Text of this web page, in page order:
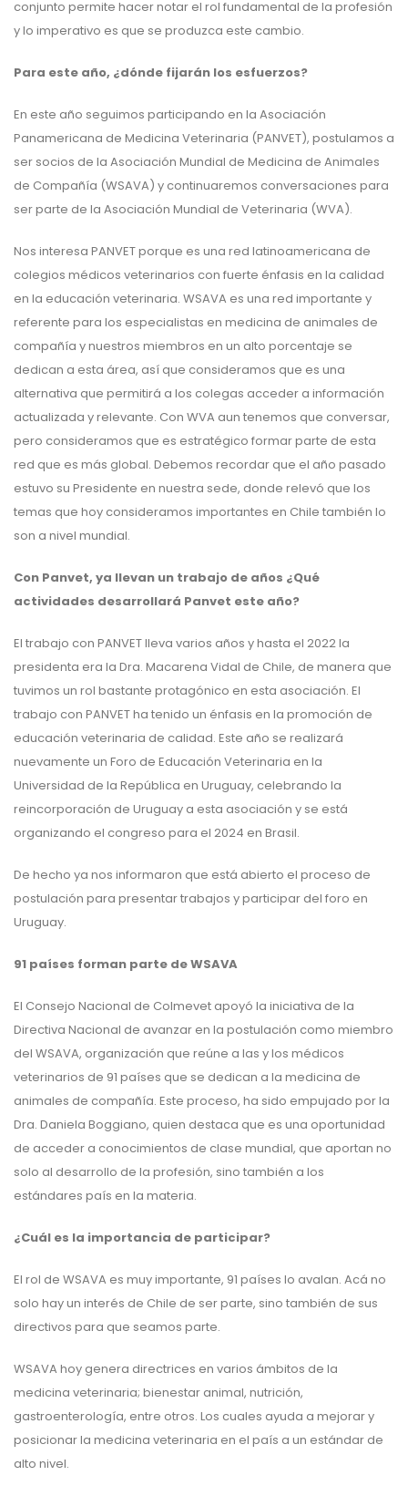
conjunto permite hacer notar el rol fundamental de la profesión
y lo imperativo es que se produzca este cambio.
Para este año, ¿dónde fijarán los esfuerzos?
En este año seguimos participando en la Asociación
Panamericana de Medicina Veterinaria (PANVET), postulamos a
ser socios de la Asociación Mundial de Medicina de Animales
de Compañía (WSAVA) y continuaremos conversaciones para
ser parte de la Asociación Mundial de Veterinaria (WVA).
Nos interesa PANVET porque es una red latinoamericana de
colegios médicos veterinarios con fuerte énfasis en la calidad
en la educación veterinaria. WSAVA es una red importante y
referente para los especialistas en medicina de animales de
compañía y nuestros miembros en un alto porcentaje se
dedican a esta área, así que consideramos que es una
alternativa que permitirá a los colegas acceder a información
actualizada y relevante. Con WVA aun tenemos que conversar,
pero consideramos que es estratégico formar parte de esta
red que es más global. Debemos recordar que el año pasado
estuvo su Presidente en nuestra sede, donde relevó que los
temas que hoy consideramos importantes en Chile también lo
son a nivel mundial.
Con Panvet, ya llevan un trabajo de años ¿Qué
actividades desarrollará Panvet este año?
El trabajo con PANVET lleva varios años y hasta el 2022 la
presidenta era la Dra. Macarena Vidal de Chile, de manera que
tuvimos un rol bastante protagónico en esta asociación. El
trabajo con PANVET ha tenido un énfasis en la promoción de
educación veterinaria de calidad. Este año se realizará
nuevamente un Foro de Educación Veterinaria en la
Universidad de la República en Uruguay, celebrando la
reincorporación de Uruguay a esta asociación y se está
organizando el congreso para el 2024 en Brasil.
De hecho ya nos informaron que está abierto el proceso de
postulación para presentar trabajos y participar del foro en
Uruguay.
91 países forman parte de WSAVA
El Consejo Nacional de Colmevet apoyó la iniciativa de la
Directiva Nacional de avanzar en la postulación como miembro
del WSAVA, organización que reúne a las y los médicos
veterinarios de 91 países que se dedican a la medicina de
animales de compañía. Este proceso, ha sido empujado por la
Dra. Daniela Boggiano, quien destaca que es una oportunidad
de acceder a conocimientos de clase mundial, que aportan no
solo al desarrollo de la profesión, sino también a los
estándares país en la materia.
¿Cuál es la importancia de participar?
El rol de WSAVA es muy importante, 91 países lo avalan. Acá no
solo hay un interés de Chile de ser parte, sino también de sus
directivos para que seamos parte.
WSAVA hoy genera directrices en varios ámbitos de la
medicina veterinaria; bienestar animal, nutrición,
gastroenterología, entre otros. Los cuales ayuda a mejorar y
posicionar la medicina veterinaria en el país a un estándar de
alto nivel.